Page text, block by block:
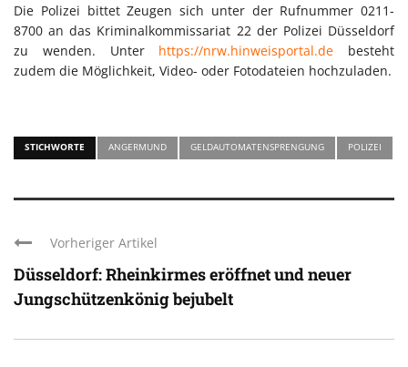
Die Polizei bittet Zeugen sich unter der Rufnummer 0211-
8700 an das Kriminalkommissariat 22 der Polizei Düsseldorf
zu wenden. Unter https://nrw.hinweisportal.de besteht
zudem die Möglichkeit, Video- oder Fotodateien hochzuladen.
STICHWORTE ANGERMUND GELDAUTOMATENSPRENGUNG POLIZEI
Vorheriger Artikel
Düsseldorf: Rheinkirmes eröffnet und neuer
Jungschützenkönig bejubelt